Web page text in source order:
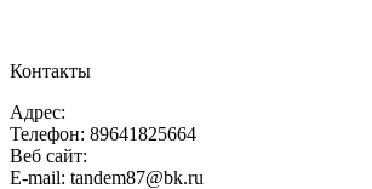
Контакты
Адрес:
Телефон: 89641825664
Веб сайт:
E-mail: tandem87@bk.ru